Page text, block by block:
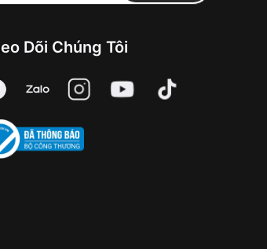
Dõi Chúng Tôi